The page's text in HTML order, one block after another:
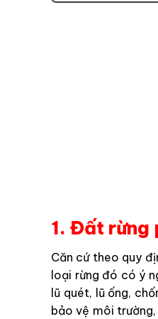
1. Đất rừng
Căn cứ theo quy
loại rừng đó có ý
lũ quét, lũ ống,
bảo vệ môi